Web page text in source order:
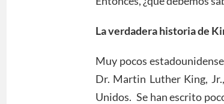
La verdadera historia de
Muy pocos
Dr. Martin Luther King,
Unidos. Se han escrito